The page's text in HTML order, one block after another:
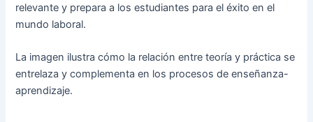
relevante y prepara a los estudiantes para el éxito en el
mundo laboral.
La imagen ilustra cómo la relación entre teoría y práctica se
entrelaza y complementa en los procesos de enseñanza-
aprendizaje.